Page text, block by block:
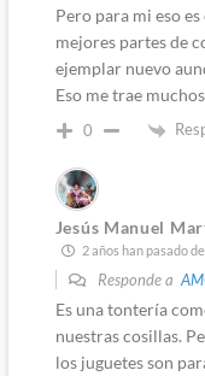
Pero para mi eso
mejores partes de
ejemplar nuevo
Eso me trae
0
Jesús Manuel
2 años han pasado
Responde a
Es una tontería
nuestras cosillas.
los juguetes son